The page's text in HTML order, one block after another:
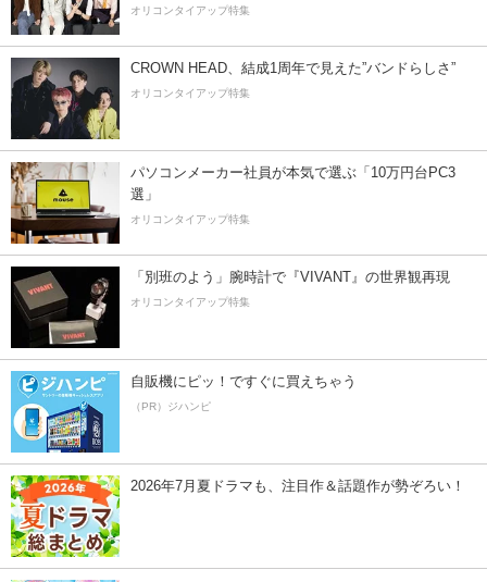
オリコンタイアップ特集
CROWN HEAD、結成1周年で見えた”バンドらしさ”
オリコンタイアップ特集
パソコンメーカー社員が本気で選ぶ「10万円台PC3
選」
オリコンタイアップ特集
「別班のよう」腕時計で『VIVANT』の世界観再現
オリコンタイアップ特集
自販機にピッ！ですぐに買えちゃう
（PR）ジハンピ
2026年7月夏ドラマも、注目作＆話題作が勢ぞろい！